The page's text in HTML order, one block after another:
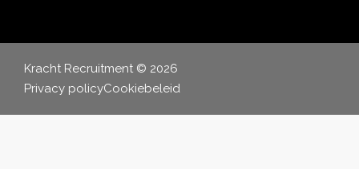
Kracht Recruitment © 2026
Privacy policyCookiebeleid